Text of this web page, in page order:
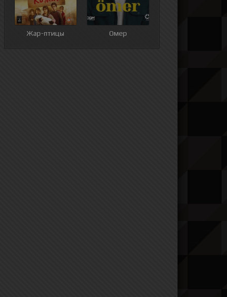
Жар-птицы Омер
9 серия 10 серия 11 серия